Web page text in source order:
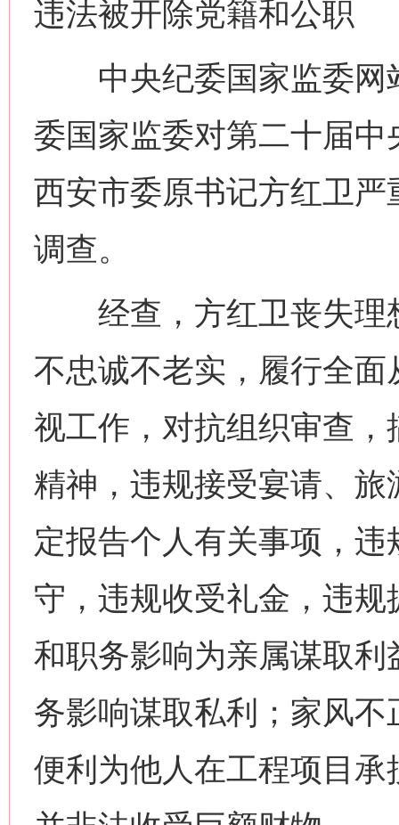
违法被开除党籍和公职
中央纪委国家监委网
委国家监委对第二十届
西安市委原书记方红卫
调查。
经查，方红卫丧失理
不忠诚不老实，履行全
视工作，对抗组织审查
精神，违规接受宴请、
定报告个人有关事项，
守，违规收受礼金，违
和职务影响为亲属谋取
务影响谋取私利；家风
便利为他人在工程项目